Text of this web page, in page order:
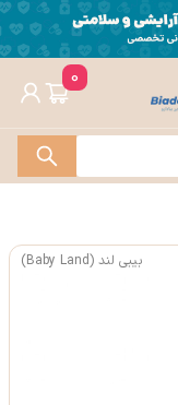
0
بیبی لند (Baby Land)